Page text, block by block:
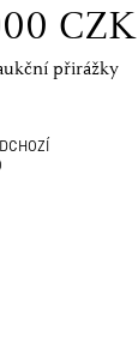
CZK
přirážky